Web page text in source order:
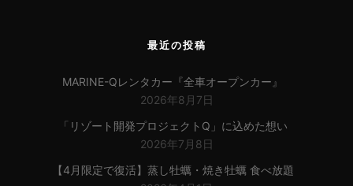
最近の投稿
MARINE-Qレンタカー『全車オープンカー』
2026年8月7日
「リゾート開発プロジェクトQ」に込めた想い
2026年7月8日
【4月限定で復活】蒸し牡蠣・焼き牡蠣 食べ放題